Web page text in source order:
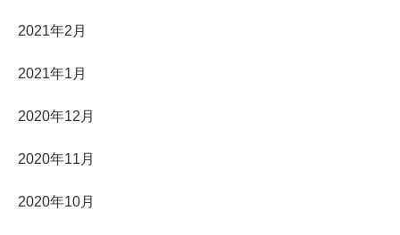
2021年2月
2021年1月
2020年12月
2020年11月
2020年10月